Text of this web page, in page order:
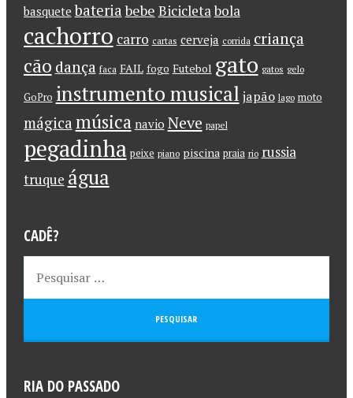
basquete bateriabebe Bicicletabola
cachorro carro cartas cerveja corrida criança
cão dança faca FAIL fogo Futebol gato gatos gelo
GoPro instrumento musical japão lago moto
mágica música navio Neve papel
pegadinha peixe piano piscina praia rio russia
truque água
CADÊ?
RIA DO PASSADO